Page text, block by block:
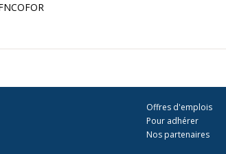
Offres d'emplois
Pour adhérer
Nos partenaires